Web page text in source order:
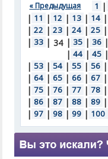
« Предыдущая 1 |
| 11 | 12 | 13 | 14 |
| 22 | 23 | 24 | 25 |
| 33 | 34 | 35 | 36 |
| 44 | 45 |
| 53 | 54 | 55 | 56 |
| 64 | 65 | 66 | 67 |
| 75 | 76 | 77 | 78 |
| 86 | 87 | 88 | 89 |
| 97 | 98 | 99 | 100